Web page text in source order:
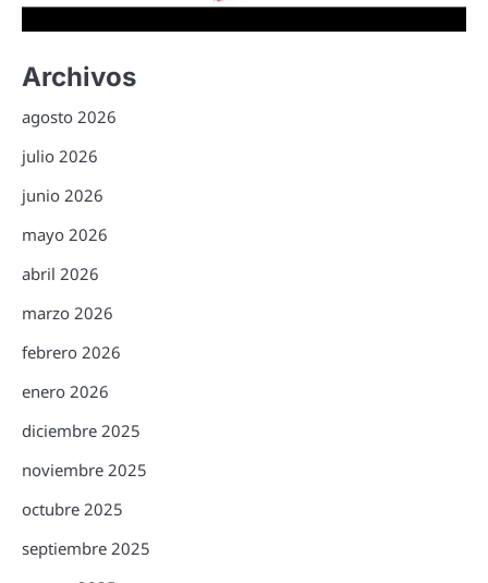
Archivos
agosto 2026
julio 2026
junio 2026
mayo 2026
abril 2026
marzo 2026
febrero 2026
enero 2026
diciembre 2025
noviembre 2025
octubre 2025
septiembre 2025